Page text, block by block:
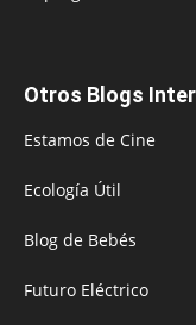
Otros Blogs
Estamos de Cine
Ecología Útil
Blog de Bebés
Futuro Eléctrico